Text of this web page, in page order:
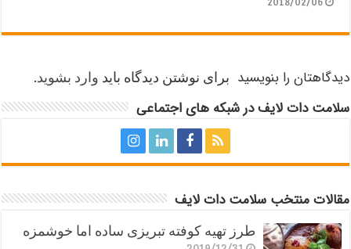
دیدگاهتان را بنویسید برای نوشتن دیدگاه باید وارد بشوید.
سلامت دات لایف در شبکه های اجتماعی
مقالات منتخب سلامت دات لایف
طرز تهیه کوفته تبریزی ساده اما خوشمزه